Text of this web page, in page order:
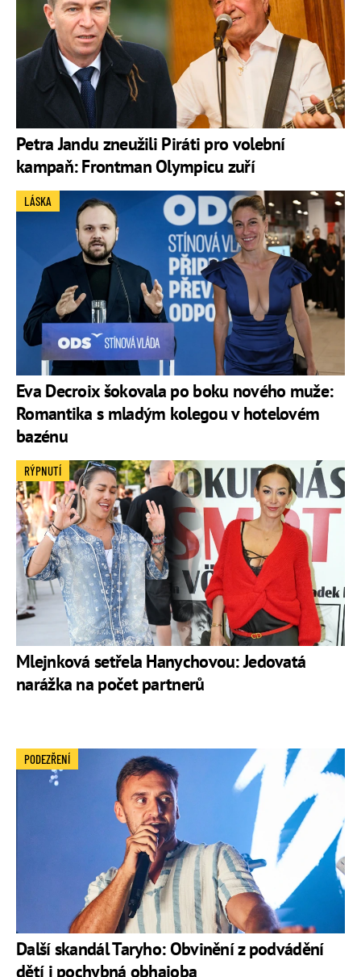
Petra Jandu zneužili Piráti pro volební
kampaň: Frontman Olympicu zuří
Eva Decroix šokovala po boku nového muže:
Romantika s mladým kolegou v hotelovém
bazénu
LÁSKA
Mlejnková setřela Hanychovou: Jedovatá
narážka na počet partnerů
RÝPNUTÍ
Další skandál Taryho: Obvinění z podvádění
dětí i pochybná obhajoba
PODEZŘENÍ